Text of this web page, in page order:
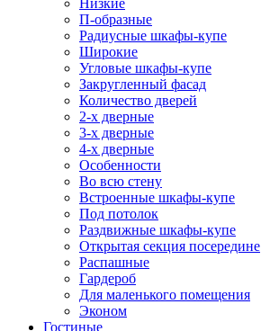
Низкие
П-образные
Радиусные шкафы-купе
Широкие
Угловые шкафы-купе
Закругленный фасад
Количество дверей
2-х дверные
3-х дверные
4-х дверные
Особенности
Во всю стену
Встроенные шкафы-купе
Под потолок
Раздвижные шкафы-купе
Открытая секция посередине
Распашные
Гардероб
Для маленького помещения
Эконом
Гостиные